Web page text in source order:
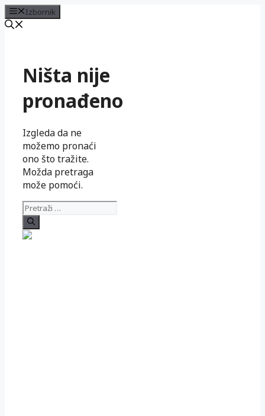
Izbornik
Ništa nije
pronađeno
Izgleda da ne
možemo pronaći
ono što tražite.
Možda pretraga
može pomoći.
Pretraži: